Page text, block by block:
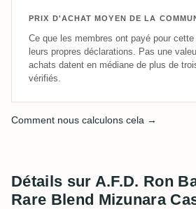
PRIX D'ACHAT MOYEN DE LA
Ce que les membres ont payé pour
leurs propres déclarations. Pas une
achats datent en médiane de plus de
vérifiés.
Comment nous calculons cela →
Détails sur A.F.D. Ron
Rare Blend Mizunara